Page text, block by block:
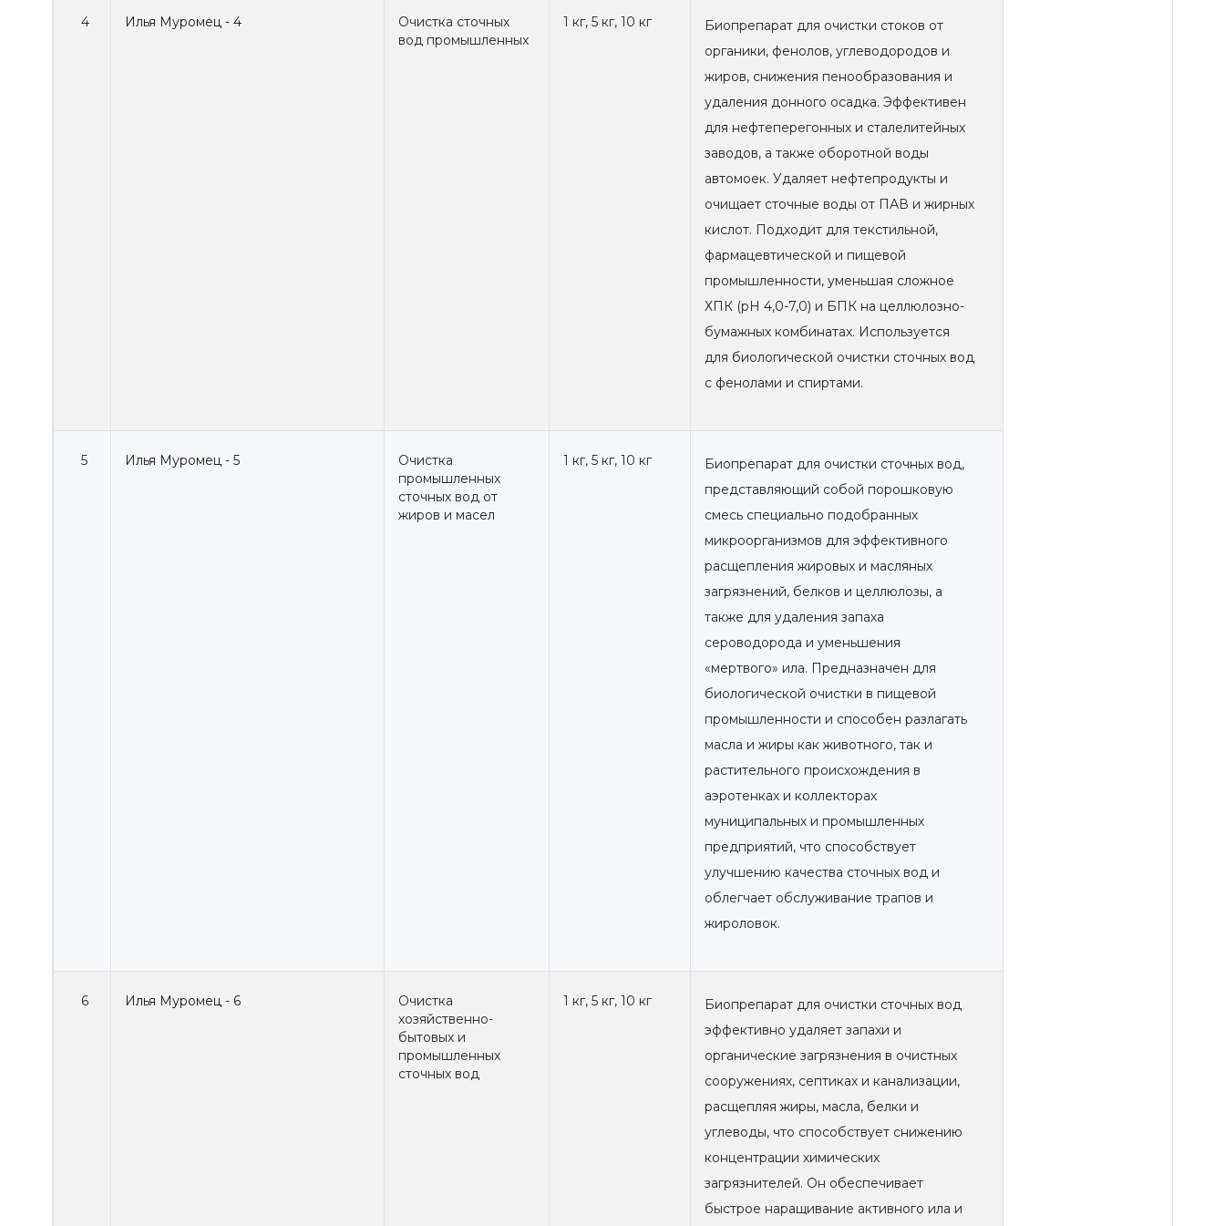
4 Илья Муромец - 4
Очистка сточных
вод промышленных
1 кг, 5 кг, 10 кг
Биопрепарат для очистки стоков от
органики, фенолов, углеводородов и
жиров, снижения пенообразования и
удаления донного осадка. Эффективен
для нефтеперегонных и сталелитейных
заводов, а также оборотной воды
автомоек. Удаляет нефтепродукты и
очищает сточные воды от ПАВ и жирных
кислот. Подходит для текстильной,
фармацевтической и пищевой
промышленности, уменьшая сложное
ХПК (pH 4,0-7,0) и БПК на целлюлозно-
бумажных комбинатах. Используется
для биологической очистки сточных вод
с фенолами и спиртами.
5 Илья Муромец - 5
Очистка
промышленных
сточных вод от
жиров и масел
1 кг, 5 кг, 10 кг
Биопрепарат для очистки сточных вод,
представляющий собой порошковую
смесь специально подобранных
микроорганизмов для эффективного
расщепления жировых и масляных
загрязнений, белков и целлюлозы, а
также для удаления запаха
сероводорода и уменьшения
«мертвого» ила. Предназначен для
биологической очистки в пищевой
промышленности и способен разлагать
масла и жиры как животного, так и
растительного происхождения в
аэротенках и коллекторах
муниципальных и промышленных
предприятий, что способствует
улучшению качества сточных вод и
облегчает обслуживание трапов и
жироловок.
6 Илья Муромец - 6
Очистка
хозяйственно-
бытовых и
промышленных
сточных вод
1 кг, 5 кг, 10 кг
Биопрепарат для очистки сточных вод
эффективно удаляет запахи и
органические загрязнения в очистных
сооружениях, септиках и канализации,
расщепляя жиры, масла, белки и
углеводы, что способствует снижению
концентрации химических
загрязнителей. Он обеспечивает
быстрое наращивание активного ила и